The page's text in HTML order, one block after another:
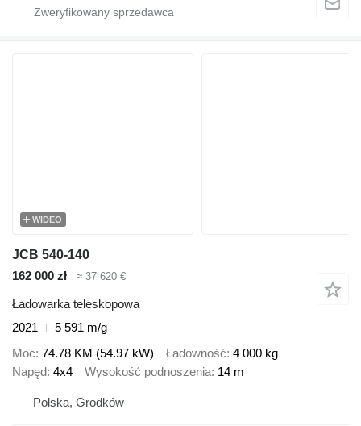
WIDEO
JCB 540-140
162 000 zł
≈ 37 620 €
Ładowarka teleskopowa
2021
5 591 m/g
Moc 74.78 KM (54.97 kW) Ładowność 4 000 kg
Napęd 4x4 Wysokość podnoszenia 14 m
Polska, Grodków